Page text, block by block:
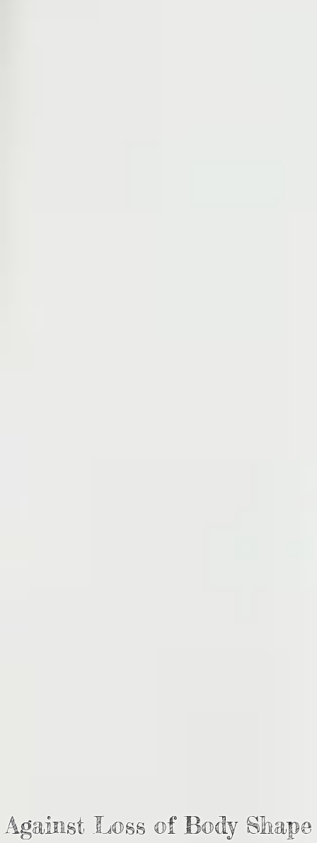
Against Loss of Body Shape